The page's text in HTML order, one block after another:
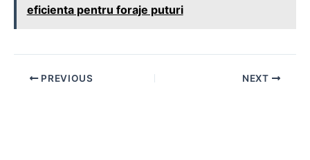
eficienta pentru foraje puturi
Post PREVIOUS NEXT